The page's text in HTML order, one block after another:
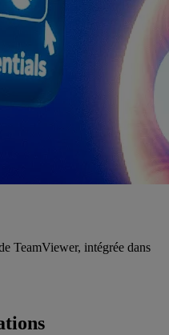
TeamViewer, intégrée dans